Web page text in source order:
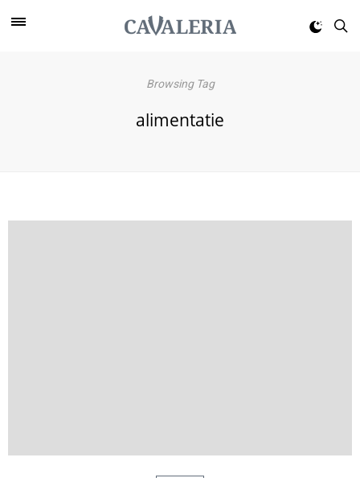
Browsing Tag
alimentatie